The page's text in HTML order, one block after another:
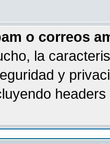
o correos
la
y